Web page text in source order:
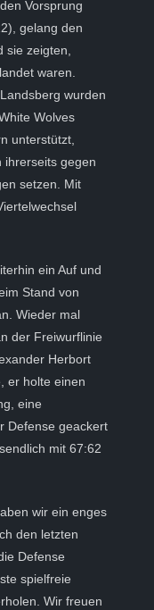
Vorsprung
gelang den
sie zeigten,
waren.
wurden
Wolves
unterstützt,
ihrerseits gegen
setzen. Mit
ein Auf und
Stand von
Wieder mal
der Freiwurflinie
Herbort
er holte einen
eine
Defense geackert
mit 67:62
wir ein enges
den letzten
Defense
spielfreie
Wir freuen